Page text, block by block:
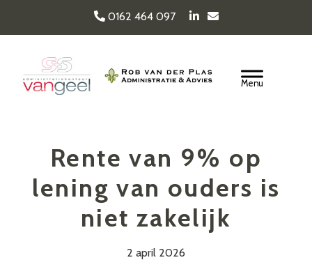
hoofd
inhoud
0162 464 097
Van Geel & van der
Header
Rente van 9% op
lening van ouders is
niet zakelijk
2 april 2026